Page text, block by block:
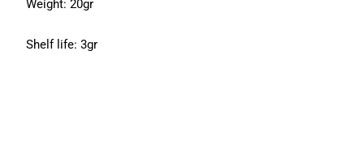
Weight: 20gr
Shelf life: 3gr